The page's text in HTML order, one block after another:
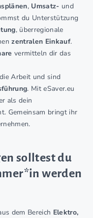
, Umsatz- und
du Unterstützung
, überregionale
zentralen Einkauf.
vermitteln dir das
Arbeit und sind
. Mit eSaver.eu
als dein
Gemeinsam bringt ihr
solltest du
werden
dem Bereich Elektro,